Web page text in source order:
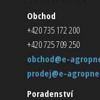
Obchod
+420 735 172 200
+420 725 709 250
obchod@e-
prodej@e-
Poradenství